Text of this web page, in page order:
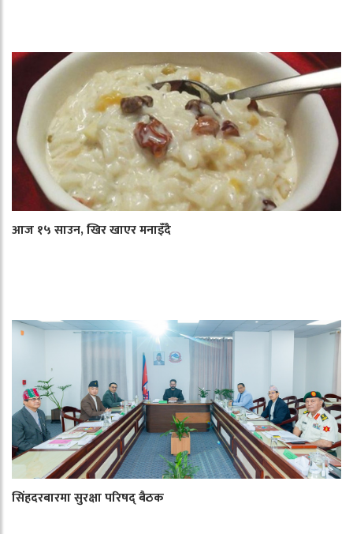
आज १५ साउन, खिर खाएर मनाइँदै
सिंहदरबारमा सुरक्षा परिषद् बैठक